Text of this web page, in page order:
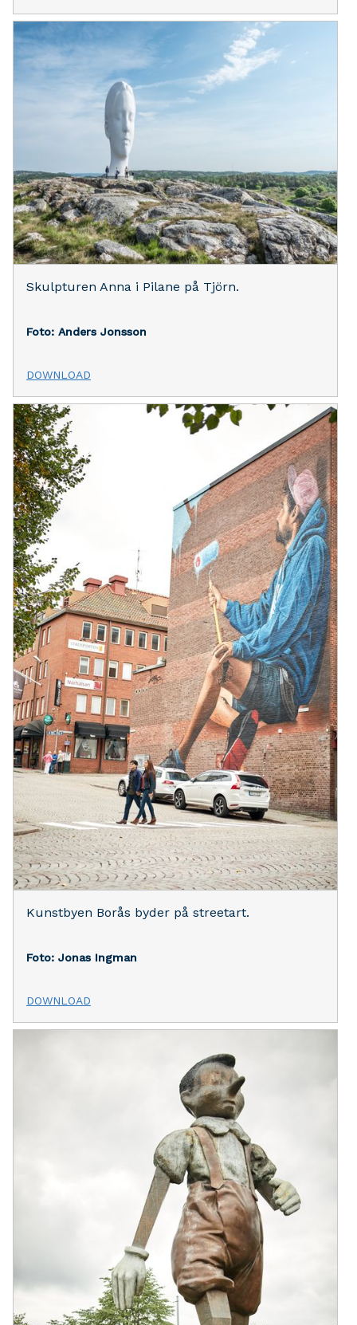
Skulpturen Anna i Pilane på Tjörn.
Foto: Anders Jonsson
DOWNLOAD
Kunstbyen Borås byder på streetart.
Foto: Jonas Ingman
DOWNLOAD